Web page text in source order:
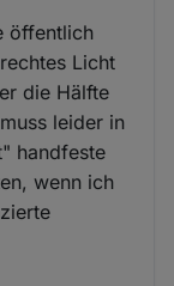
öffentlich
Licht
die Hälfte
leider in
handfeste
wenn ich